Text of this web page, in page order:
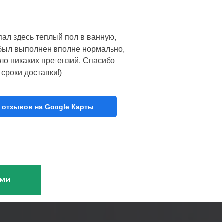
здесь теплый пол в ванную,
выполнен вполне нормально,
никаких претензий. Спасибо
доставки!)
на Google Карты